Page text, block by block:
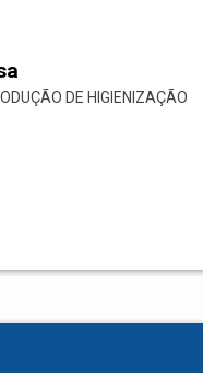
DE HIGIENIZAÇÃO